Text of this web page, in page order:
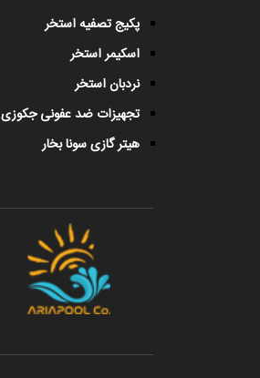
پکیج تصفیه استخر
اسکیمر استخر
نردبان استخر
تجهیزات ضد عفونی جکوزی
هیتر گازی سونا بخار